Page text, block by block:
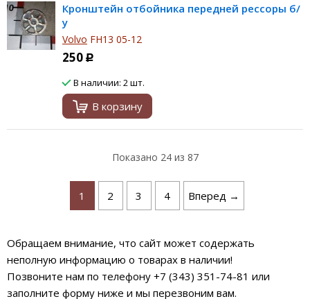
Кронштейн отбойника передней рессоры б/
у
Volvo FH13 05-12
250 Р
В наличии: 2 шт.
В корзину
Показано 24из 87
1 2 3 4 Вперед →
Обращаем внимание, что сайт может содержать
неполную информацию о товарах в наличии!
Позвоните нам по телефону +7 (343) 351-74-81 или
заполните форму ниже и мы перезвоним вам.